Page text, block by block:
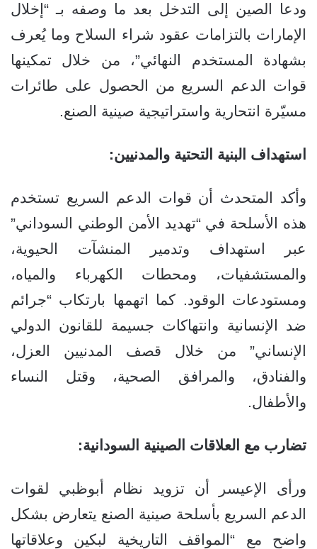
ودعا الصين إلى التدخل بعد ما وصفه بـ “إخلال
الإمارات بالتزامات عقود شراء السلاح وما يُعرف
بشهادة المستخدم النهائي”، من خلال تمكينها
قوات الدعم السريع من الحصول على طائرات
مسيّرة انتحارية واستراتيجية صينية الصنع.
استهداف البنية التحتية والمدنيين:
وأكد المتحدث أن قوات الدعم السريع تستخدم
هذه الأسلحة في “تهديد الأمن الوطني السوداني”
عبر استهداف وتدمير المنشآت الحيوية،
والمستشفيات، ومحطات الكهرباء والمياه،
ومستودعات الوقود. كما اتهمها بارتكاب “جرائم
ضد الإنسانية وانتهاكات جسيمة للقانون الدولي
الإنساني” من خلال قصف المدنيين العزل،
والفنادق، والمرافق الصحية، وقتل النساء
والأطفال.
تضارب مع العلاقات الصينية السودانية:
ورأى الإعيسر أن تزويد نظام أبوظبي لقوات
الدعم السريع بأسلحة صينية الصنع يتعارض بشكل
واضح مع “المواقف التاريخية لبكين وعلاقاتها